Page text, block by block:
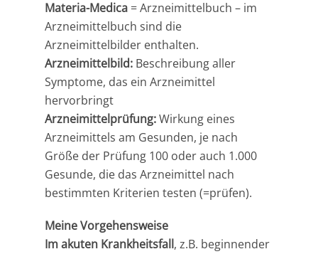
Materia-Medica= Arzneimittelbuch – im
Arzneimittelbuch sind die
Arzneimittelbilder enthalten.
Arzneimittelbild:Beschreibung aller
Symptome, das ein Arzneimittel
hervorbringt
Arzneimittelprüfung:Wirkung eines
Arzneimittels am Gesunden, je nach
Größe der Prüfung 100 oder auch 1.000
Gesunde, die das Arzneimittel nach
bestimmten Kriterien testen (=prüfen).
Meine Vorgehensweise
Im akuten Krankheitsfall, z.B. beginnender